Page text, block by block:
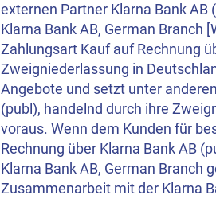
externen Partner Klarna Bank
Klarna Bank AB, German
Zahlungsart Kauf auf Rechnung
Zweigniederlassung in
Angebote und setzt unter
(publ), handelnd durch ihre
voraus. Wenn dem Kunden für
Rechnung über Klarna Bank AB
Klarna Bank AB, German Branch
Zusammenarbeit mit der Klarna